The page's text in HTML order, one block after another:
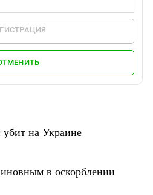
на Украине
в оскорблении